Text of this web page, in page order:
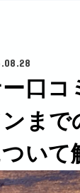
ー口
まで
いて